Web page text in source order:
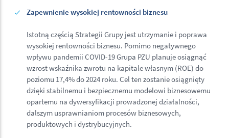
Zapewnienie wysokiej rentowności biznesu
Istotną częścią Strategii Grupy jest utrzymanie i poprawa
wysokiej rentowności biznesu. Pomimo negatywnego
wpływu pandemii COVID-19 Grupa PZU planuje osiągnąć
wzrost wskaźnika zwrotu na kapitale własnym (ROE) do
poziomu 17,4% do 2024 roku. Cel ten zostanie osiągnięty
dzięki stabilnemu i bezpiecznemu modelowi biznesowemu
opartemu na dywersyfikacji prowadzonej działalności,
dalszym usprawnianiom procesów biznesowych,
produktowych i dystrybucyjnych.